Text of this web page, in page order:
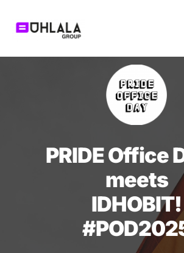
springen
PRIDE Office
meets
IDHOBIT!